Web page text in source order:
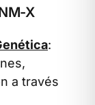
X
:
a través